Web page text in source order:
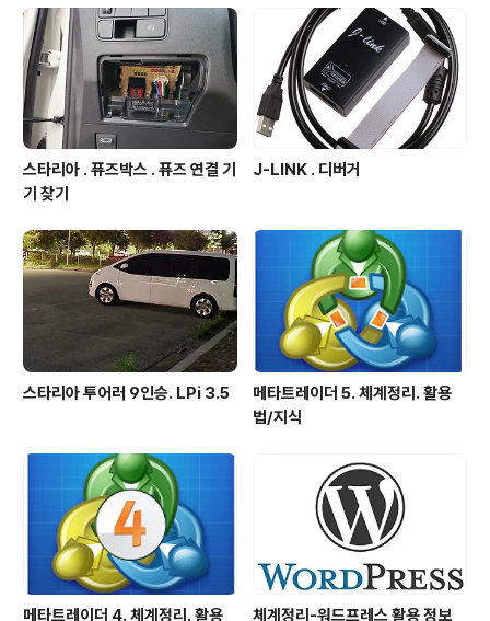
스타리아 . 퓨즈박스 . 퓨즈 연결 기
기 찾기
J-LINK . 디버거
스타리아 투어러 9인승. LPi 3.5
메타트레이더 5. 체계정리. 활용
법/지식
메타트레이더 4. 체계정리. 활용 체계정리-워드프레스 활용 정보